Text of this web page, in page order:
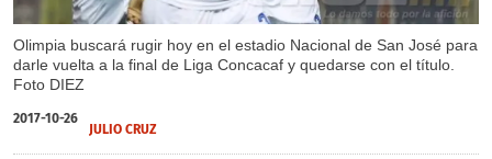
Olimpia buscará rugir hoy en el estadio Nacional de San José para
darle vuelta a la final de Liga Concacaf y quedarse con el título.
Foto DIEZ
2017-10-26
JULIO CRUZ